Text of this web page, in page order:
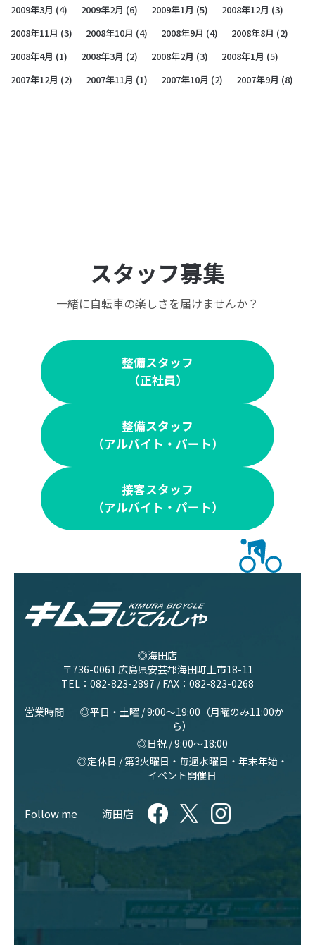
2009年3月 (4) 2009年2月 (6) 2009年1月 (5) 2008年12月 (3)
2008年11月 (3) 2008年10月 (4) 2008年9月 (4) 2008年8月 (2)
2008年4月 (1) 2008年3月 (2) 2008年2月 (3) 2008年1月 (5)
2007年12月 (2) 2007年11月 (1) 2007年10月 (2) 2007年9月 (8)
スタッフ募集
一緒に自転車の楽しさを届けませんか？
整備スタッフ
（正社員）
整備スタッフ
（アルバイト・パート）
接客スタッフ
（アルバイト・パート）
◎海田店
〒736-0061 広島県安芸郡海田町上市18-11
TEL： 082-823-2897 / FAX：082-823-0268
営業時間
◎平日・土曜 / 9:00〜19:00（月曜のみ11:00か
ら）
◎日祝 / 9:00〜18:00
◎定休日 / 第3火曜日・毎週水曜日・年末年始・
イベント開催日
Follow me 海田店